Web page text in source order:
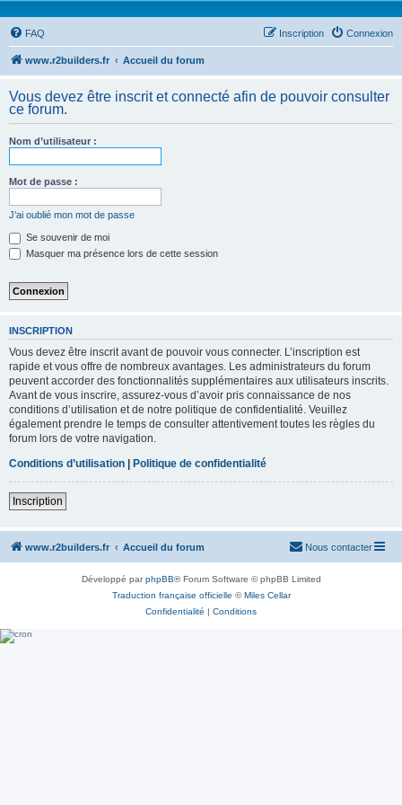
FAQ Connexion
Inscription
www.r2builders.fr Accueil du forum
Vous devez être inscrit et connecté afin de pouvoir consulter
ce forum.
Nom d’utilisateur :
Mot de passe :
J’ai oublié mon mot de passe
Se souvenir de moi
Masquer ma présence lors de cette session
INSCRIPTION
Vous devez être inscrit avant de pouvoir vous connecter. L’inscription est
rapide et vous offre de nombreux avantages. Les administrateurs du forum
peuvent accorder des fonctionnalités supplémentaires aux utilisateurs inscrits.
Avant de vous inscrire, assurez-vous d’avoir pris connaissance de nos
conditions d’utilisation et de notre politique de confidentialité. Veuillez
également prendre le temps de consulter attentivement toutes les règles du
forum lors de votre navigation.
Conditions d’utilisation | Politique de confidentialité
Inscription
www.r2builders.fr Accueil du forum Nous contacter
Développé parphpBB® Forum Software © phpBB Limited
Traduction française officielle ©Miles Cellar
Confidentialité | Conditions